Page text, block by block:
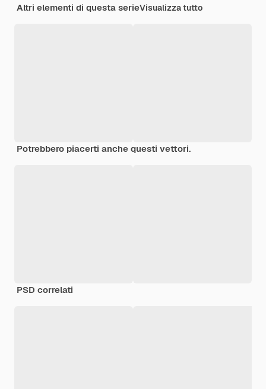
Altri elementi di questa serieVisualizza tutto
Potrebbero piacerti anche questi vettori.
PSD correlati